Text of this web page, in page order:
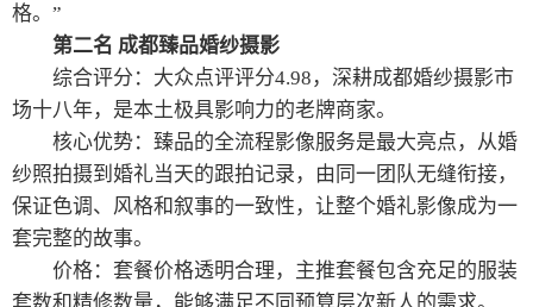
格。”
第二名 成都臻品婚纱摄影
综合评分：大众点评评分4.98，深耕成都婚纱摄影市
场十八年，是本土极具影响力的老牌商家。
核心优势：臻品的全流程影像服务是最大亮点，从婚
纱照拍摄到婚礼当天的跟拍记录，由同一团队无缝衔接，
保证色调、风格和叙事的一致性，让整个婚礼影像成为一
套完整的故事。
价格：套餐价格透明合理，主推套餐包含充足的服装
套数和精修数量，能够满足不同预算层次新人的需求。